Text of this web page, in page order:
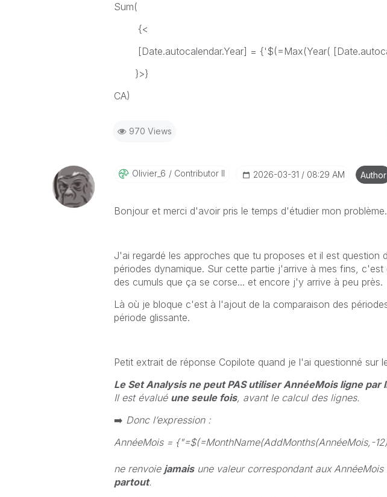
Sum(
{<
[Date.autocalendar.Year] = {'$(=Max(Year(
}>}
CA)
970 Views
Olivier_6 Contributor II ‎2026-03-31 08:29 AM Author
Bonjour et merci d'avoir pris le temps d'étudier mon problème.
J'ai regardé les approches que tu proposes et il est question
périodes dynamique. Sur cette partie j'arrive à mes fins,
des cumuls que ça se corse... et encore j'y arrive à peu près.
Là où je bloque c'est à l'ajout de la comparaison des
période glissante.
Petit extrait de réponse Copilote quand je l'ai questionné sur
Le Set Analysis ne peut PAS utiliser AnnéeMois ligne par
Il est évalué une seule fois, avant le calcul des lignes.
➡️ Donc l’expression :
AnnéeMois = {"=$(=MonthName(AddMonths(AnnéeMois,-
ne renvoie jamaisune valeur correspondant aux
partout.